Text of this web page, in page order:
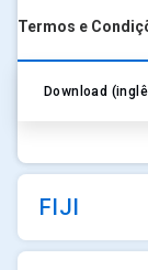
Termos e
Download
FIJI